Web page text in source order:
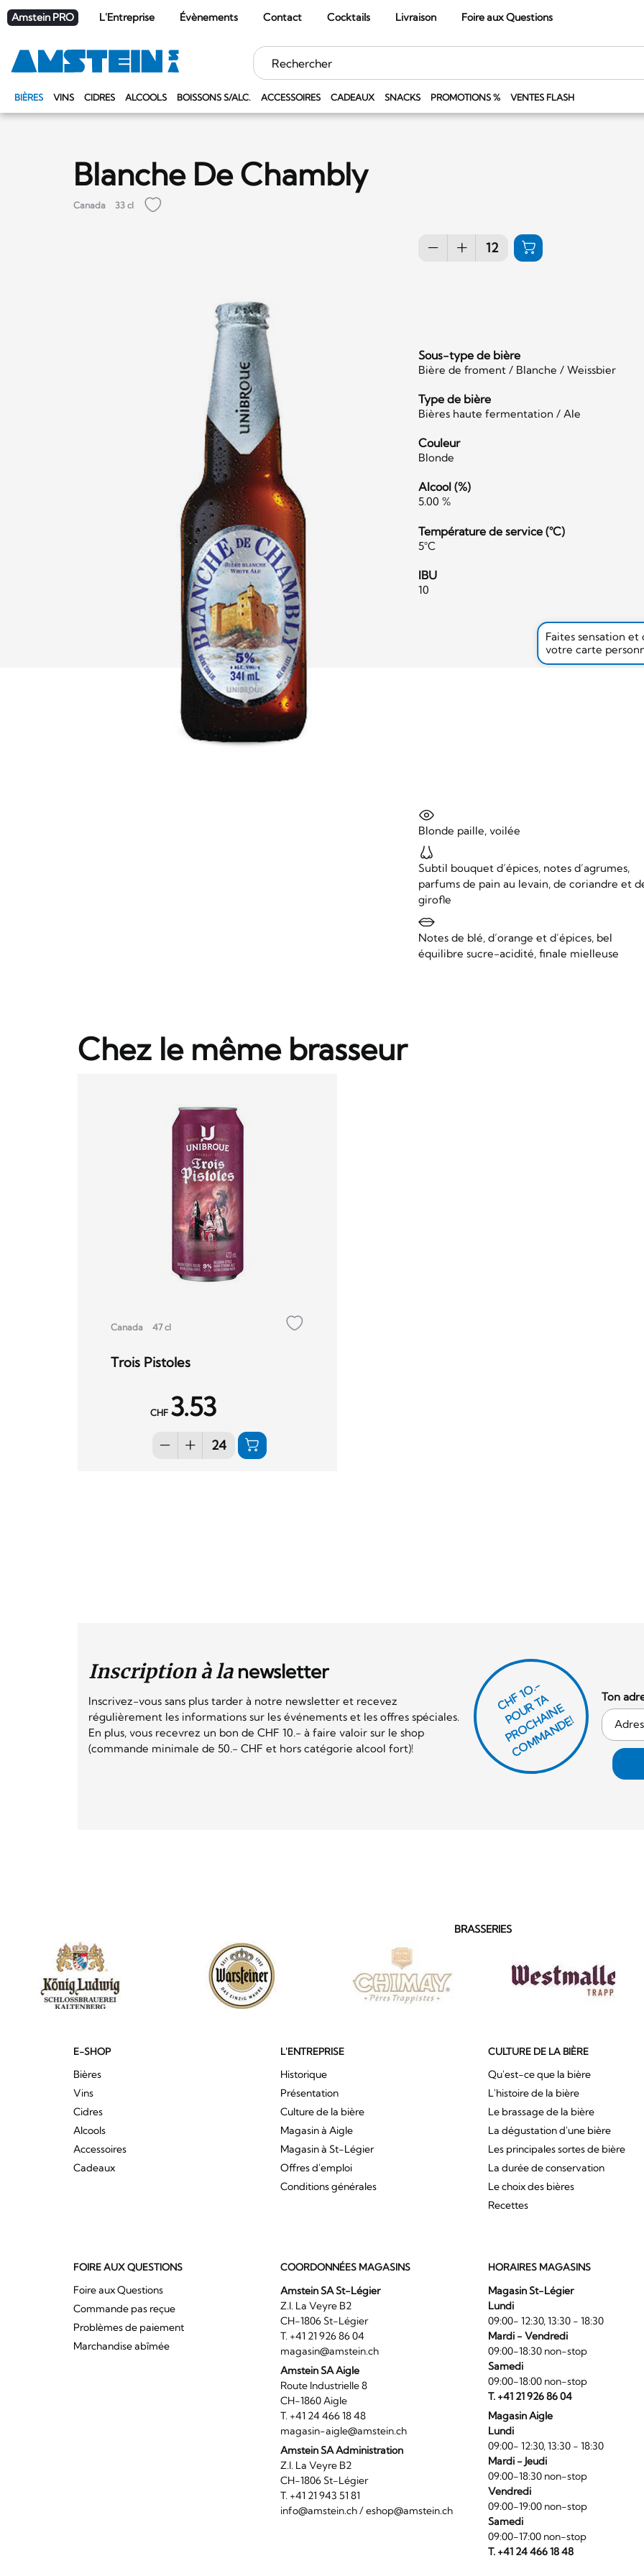
Amstein PRO L'Entreprise Évènements Contact Cocktails Livraison Foire aux Questions
BIÈRES VINS CIDRES ALCOOLS BOISSONS S/ALC. ACCESSOIRES CADEAUX SNACKS PROMOTIONS % VENTES FLASH
Mots
clés
Blanche De Chambly
Canada 33 cl
Sous-type de bière
Bière de froment / Blanche / Weissbier
Type de bière
Bières haute fermentation / Ale
Couleur
Blonde
Alcool (%)
5.00 %
Température de service (°C)
5°C
IBU
10
Faites sensation et
votre carte
Blonde paille, voilée
Subtil bouquet d’épices, notes d’agrumes,
parfums de pain au levain, de coriandre et
girofle
Notes de blé, d’orange et d’épices, bel
équilibre sucre-acidité, finale mielleuse
Chez le même brasseur
Canada 47 cl
Trois Pistoles
CHF 3.53
Inscription à lanewsletter
Inscrivez-vous sans plus tarder à notre newsletter et recevez
régulièrement les informations sur les événements et les offres spéciales.
En plus, vous recevrez un bon de CHF 10.- à faire valoir sur le shop
(commande minimale de 50.- CHF et hors catégorie alcool fort)!
CHF 1O.-
P
O
U
R
T
A
P
R
O
C
H
AI
N
E
C
O
M
M
A
N
D
E!
Ton
BRASSERIES
E-SHOP
Bières
Vins
Cidres
Alcools
Accessoires
Cadeaux
L'ENTREPRISE
Historique
Présentation
Culture de la bière
Magasin à Aigle
Magasin à St-Légier
Offres d'emploi
Conditions générales
CULTURE DE LA BIÈRE
Qu'est-ce que la bière
L'histoire de la bière
Le brassage de la bière
La dégustation d'une bière
Les principales sortes de bière
La durée de conservation
Le choix des bières
Recettes
FOIRE AUX QUESTIONS
Foire aux Questions
Commande pas reçue
Problèmes de paiement
Marchandise abîmée
COORDONNÉES MAGASINS
Amstein SA St-Légier
Z.I. La Veyre B2
CH-1806 St-Légier
T. +41 21 926 86 04
magasin@amstein.ch
Amstein SA Aigle
Route Industrielle 8
CH-1860 Aigle
T. +41 24 466 18 48
magasin-aigle@amstein.ch
Amstein SA Administration
Z.I. La Veyre B2
CH-1806 St-Légier
T. +41 21 943 51 81
info@amstein.ch/eshop@amstein.ch
HORAIRES MAGASINS
Magasin St-Légier
Lundi
09:00- 12:30, 13:30 - 18:30
Mardi - Vendredi
09:00-18:30 non-stop
Samedi
09:00-18:00 non-stop
T. +41 21 926 86 04
Magasin Aigle
Lundi
09:00- 12:30, 13:30 - 18:30
Mardi - Jeudi
09:00-18:30 non-stop
Vendredi
09:00-19:00 non-stop
Samedi
09:00-17:00 non-stop
T. +41 24 466 18 48